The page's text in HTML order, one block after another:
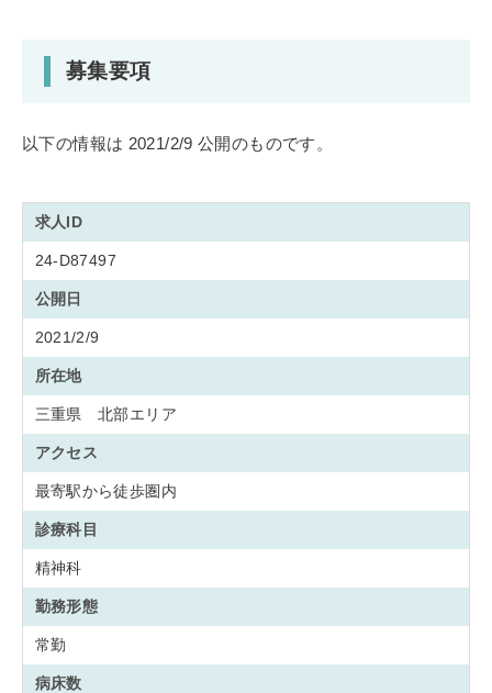
募集要項
以下の情報は 2021/2/9 公開のものです。
求人ID
24-D87497
公開日
2021/2/9
所在地
三重県 北部エリア
アクセス
最寄駅から徒歩圏内
診療科目
精神科
勤務形態
常勤
病床数